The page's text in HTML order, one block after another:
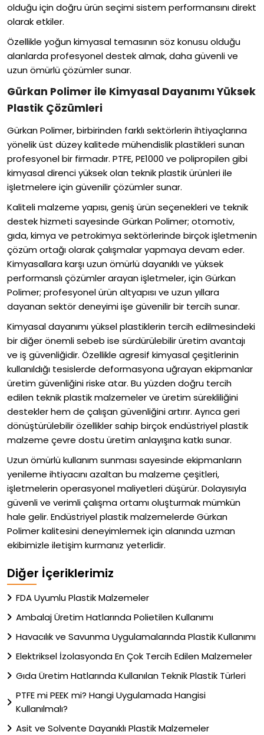
olduğu için doğru ürün seçimi sistem performansını direkt
olarak etkiler.
Özellikle yoğun kimyasal temasının söz konusu olduğu
alanlarda profesyonel destek almak, daha güvenli ve
uzun ömürlü çözümler sunar.
Gürkan Polimer ile Kimyasal Dayanımı Yüksek
Plastik Çözümleri
Gürkan Polimer, birbirinden farklı sektörlerin ihtiyaçlarına
yönelik üst düzey kalitede mühendislik plastikleri sunan
profesyonel bir firmadır. PTFE, PE1000 ve polipropilen gibi
kimyasal direnci yüksek olan teknik plastik ürünleri ile
işletmelere için güvenilir çözümler sunar.
Kaliteli malzeme yapısı, geniş ürün seçenekleri ve teknik
destek hizmeti sayesinde Gürkan Polimer; otomotiv,
gıda, kimya ve petrokimya sektörlerinde birçok işletmenin
çözüm ortağı olarak çalışmalar yapmaya devam eder.
Kimyasallara karşı uzun ömürlü dayanıklı ve yüksek
performanslı çözümler arayan işletmeler, için Gürkan
Polimer; profesyonel ürün altyapısı ve uzun yıllara
dayanan sektör deneyimi işe güvenilir bir tercih sunar.
Kimyasal dayanımı yüksel plastiklerin tercih edilmesindeki
bir diğer önemli sebeb ise sürdürülebilir üretim avantajı
ve iş güvenliğidir. Özellikle agresif kimyasal çeşitlerinin
kullanıldığı tesislerde deformasyona uğrayan ekipmanlar
üretim güvenliğini riske atar. Bu yüzden doğru tercih
edilen teknik plastik malzemeler ve üretim sürekliliğini
destekler hem de çalışan güvenliğini artırır. Ayrıca geri
dönüştürülebilir özellikler sahip birçok endüstriyel plastik
malzeme çevre dostu üretim anlayışına katkı sunar.
Uzun ömürlü kullanım sunması sayesinde ekipmanların
yenileme ihtiyacını azaltan bu malzeme çeşitleri,
işletmelerin operasyonel maliyetleri düşürür. Dolayısıyla
güvenli ve verimli çalışma ortamı oluşturmak mümkün
hale gelir. Endüstriyel plastik malzemelerde Gürkan
Polimer kalitesini deneyimlemek için alanında uzman
ekibimizle iletişim kurmanız yeterlidir.
Diğer İçeriklerimiz
FDA Uyumlu Plastik Malzemeler
Ambalaj Üretim Hatlarında Polietilen Kullanımı
Havacılık ve Savunma Uygulamalarında Plastik Kullanımı
Elektriksel İzolasyonda En Çok Tercih Edilen Malzemeler
Gıda Üretim Hatlarında Kullanılan Teknik Plastik Türleri
PTFE mi PEEK mi? Hangi Uygulamada Hangisi
Kullanılmalı?
Asit ve Solvente Dayanıklı Plastik Malzemeler